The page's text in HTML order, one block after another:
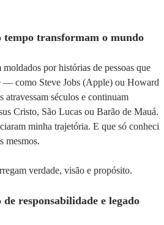
tempo transformam o mundo
por histórias de pessoas que
— como Steve Jobs (Apple) ou Howard
atravessam séculos e continuam
Cristo, São Lucas ou Barão de Mauá.
minha trajetória. E que só conheci
mesmos.
verdade, visão e propósito.
responsabilidade e legado